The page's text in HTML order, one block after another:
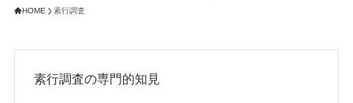
HOME 素行調査
素行調査の専門的知見